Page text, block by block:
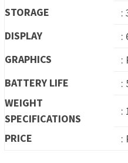
STORAGE
:
DISPLAY
:
GRAPHICS
:
BATTERY LIFE
:
WEIGHT
SPECIFICATIONS
:
PRICE
: